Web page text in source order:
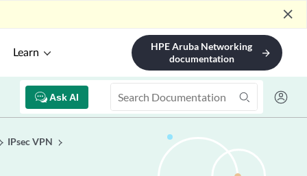
close
Learn
HPE Aruba Networking
documentation
arrow_forward
Ask AI
IPsec VPN